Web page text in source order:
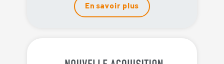
En savoir plus